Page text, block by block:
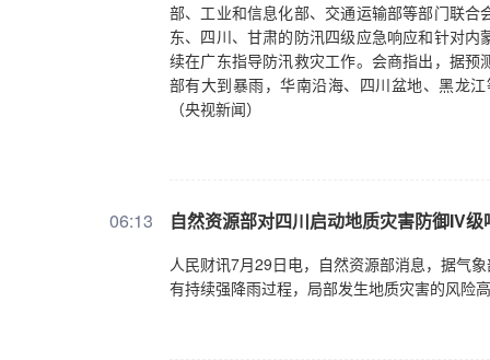
部、工业和信息化部、交通运输部等部门联
东、四川、甘肃的防汛四级应急响应和针对
续在广东指导防汛救灾工作。会商指出，据
部有大到暴雨，华南沿海、四川盆地、黑龙
（央视新闻）
06:13 自然资源部对四川启动地质灾害防御IV级
人民财讯7月29日电，自然资源部消息，据气
有持续强降雨过程，局部发生地质灾害的风险